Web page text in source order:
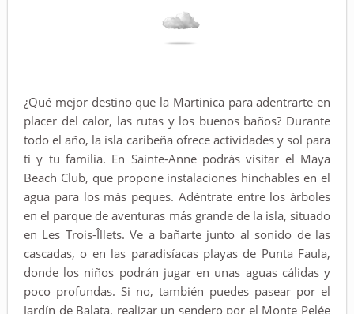
¿Qué mejor destino que la Martinica para adentrarte en
placer del calor, las rutas y los buenos baños? Durante
todo el año, la isla caribeña ofrece actividades y sol para
ti y tu familia. En Sainte-Anne podrás visitar el Maya
Beach Club, que propone instalaciones hinchables en el
agua para los más peques. Adéntrate entre los árboles
en el parque de aventuras más grande de la isla, situado
en Les Trois-Îllets. Ve a bañarte junto al sonido de las
cascadas, o en las paradisíacas playas de Punta Faula,
donde los niños podrán jugar en unas aguas cálidas y
poco profundas. Si no, también puedes pasear por el
Jardín de Balata, realizar un sendero por el Monte Pelée